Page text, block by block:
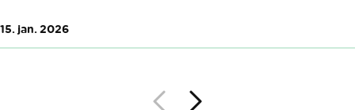
15. jan. 2026
NazajNaprej